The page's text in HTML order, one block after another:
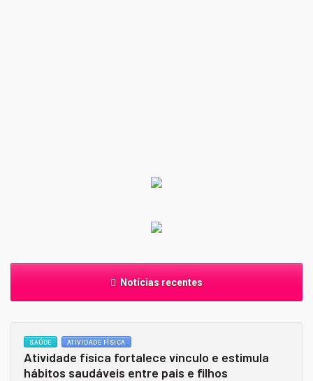
Notícias recentes
SAÚDE ATIVIDADE FÍSICA
Atividade física fortalece vínculo e estimula
hábitos saudáveis entre pais e filhos